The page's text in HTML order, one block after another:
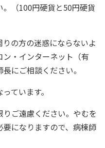
（100円硬貨と50円硬貨
の方の迷惑にならないよ
・インターネット（有
にご相談ください。
ています。
ご遠慮ください。やむを
になりますので、病棟師